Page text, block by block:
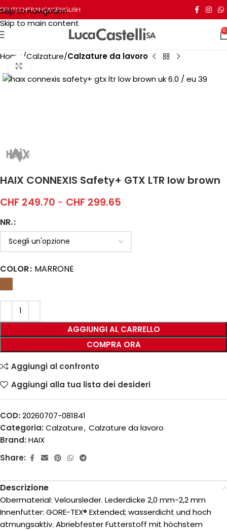
Skip to navigation
Skip to main content
DEUTSCHFRANÇAISENGLISH
0
Home Calzature Calzature da lavoro
HAIX CONNEXIS Safety+ GTX LTR low brown
CHF 249.70 - CHF 299.65
NR.
COLOR MARRONE
AGGIUNGI AL CARRELLO
COMPRA ORA
Aggiungi al confronto
Aggiungi alla tua lista dei desideri
COD: 20260707-081841
Categoria: Calzature, Calzature da lavoro
Brand: HAIX
Share:
Descrizione
Obermaterial: Veloursleder. Lederdicke 2,0 mm-2,2 mm
Innenfutter: GORE-TEX® Extended; wasserdicht und hoch
atmungsaktiv. Abriebfester Futterstoff mit höchstem